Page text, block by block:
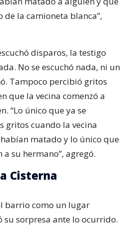
de la camioneta blanca”,
disparos, la testigo
No se escuchó nada, ni un
Tampoco percibió gritos
que la vecina comenzó a
“Lo único que ya se
gritos cuando la vecina
matado y lo único que
su hermano”, agregó.
Cisterna
barrio como un lugar
sorpresa ante lo ocurrido.